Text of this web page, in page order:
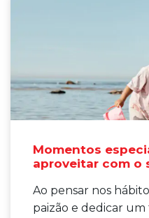
Momentos
aproveitar com o
Ao pensar nos
paizão e dedicar